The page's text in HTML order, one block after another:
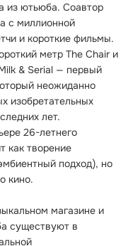
из ютьюба. Соавтор
с миллионной
и короткие фильмы.
метр The Chair и
& Serial — первый
неожиданно
изобретательных
лет.
26-летнего
как творение
подход), но
кино.
магазине и
существуют в